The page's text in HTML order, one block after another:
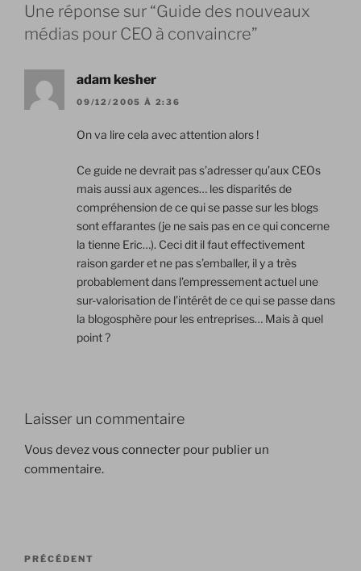
Une réponse sur “Guide des nouveaux
médias pour CEO à convaincre”
adam kesher
09/12/2005 À 2:36
On va lire cela avec attention alors !
Ce guide ne devrait pas s’adresser qu’aux CEOs
mais aussi aux agences… les disparités de
compréhension de ce qui se passe sur les blogs
sont effarantes (je ne sais pas en ce qui concerne
la tienne Eric…). Ceci dit il faut effectivement
raison garder et ne pas s’emballer, il y a très
probablement dans l’empressement actuel une
sur-valorisation de l’intérêt de ce qui se passe dans
la blogosphère pour les entreprises… Mais à quel
point ?
Laisser un commentaire
Vous devezvous connecter pour publier un
commentaire.
Navigation
Article
PRÉCÉDENT